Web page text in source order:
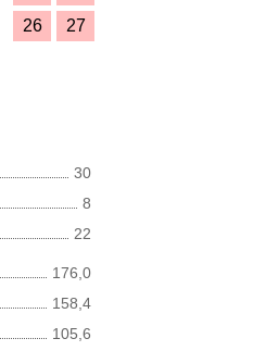
26
27
30
8
22
176,0
158,4
105,6